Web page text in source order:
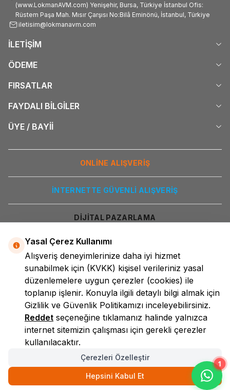
1
(www.LokmanAVM.com) Yenişehir, Bursa, Türkiye İstanbul Ofis:
Rüstem Paşa Mah. Mısır Çarşısı No:Bilâ Eminönü, İstanbul, Türkiye
iletisim@lokmanavm.com
İLETİŞİM
ÖDEME
FIRSATLAR
FAYDALI BİLGİLER
ÜYE / BAYİİ
ONLİNE ALIŞVERİŞ
İNTERNETTE GÜVENLİ ALIŞVERİŞ
DİJİTAL PAZARLAMA
LokmanAVM
Yasal Çerez Kullanımı
Alışveriş deneyimlerinize daha iyi hizmet
sunabilmek için (KVKK) kişisel verileriniz yasal
düzenlemelere uygun çerezler (cookies) ile
toplanıp işlenir. Konuyla ilgili detaylı bilgi almak için
Gizlilik ve Güvenlik Politikamızı inceleyebilirsiniz.
Reddet seçeneğine tıklamanız halinde yalnızca
internet sitemizin çalışması için gerekli çerezler
kullanılacaktır.
Çerezleri Özelleştir
Hepsini Kabul Et